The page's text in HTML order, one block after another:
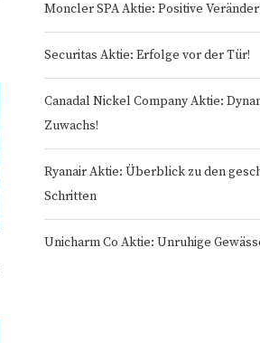
Moncler SPA Aktie: Positive
Securitas Aktie: Erfolge vor der Tür!
Canadal Nickel Company Aktie:
Zuwachs!
Ryanair Aktie: Überblick zu den
Schritten
Unicharm Co Aktie: Unruhige